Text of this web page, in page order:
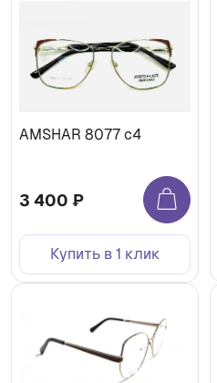
AMSHAR 8077 c4
3 400 ₽
Купить в 1 клик